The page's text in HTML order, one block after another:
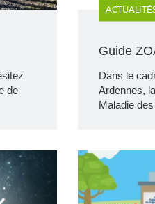
de
Guide
Dans le
Ardennes,
Maladie